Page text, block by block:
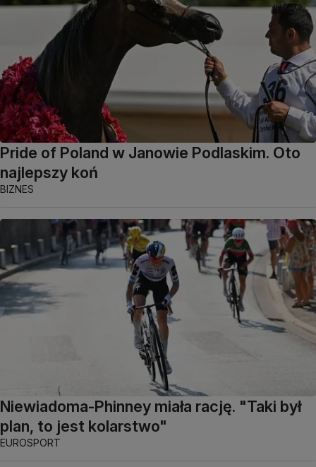
Pride of Poland w Janowie Podlaskim. Oto
najlepszy koń
BIZNES
Niewiadoma-Phinney miała rację. "Taki był
plan, to jest kolarstwo"
EUROSPORT